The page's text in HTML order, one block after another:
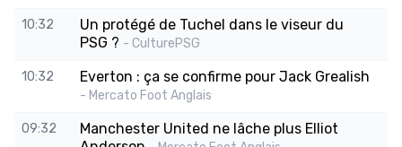
10:32
Un protégé de Tuchel dans le viseur du
PSG ? - CulturePSG
10:32 Everton : ça se confirme pour Jack Grealish
- Mercato Foot Anglais
09:32
Manchester United ne lâche plus Elliot